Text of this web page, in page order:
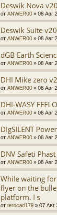
Deswik Nova
от ANWER00 » 08 Авг
Deswik Suite
от ANWER00 » 08 Авг
dGB Earth
от ANWER00 » 08 Авг
DHI Mike zero
от ANWER00 » 08 Авг
DHI-WASY
от ANWER00 » 08 Авг
DIgSILENT
от ANWER00 » 08 Авг
DNV Safeti
от ANWER00 » 08 Авг
While waiting
flyer on the
platform. I s
от terocad179 » 07 Авг